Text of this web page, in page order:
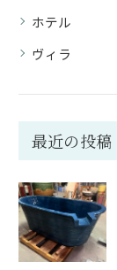
ホテル
ヴィラ
最近の投稿